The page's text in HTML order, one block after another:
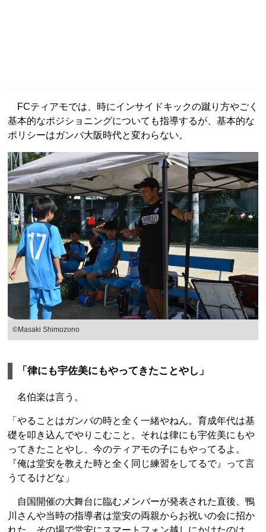
FCティアモでは、時にインサイドキックの蹴り方やごく
基本的なポジショニングについても指導するが、基本的な
ポリシーはガンバ大阪時代と変わらない。
©Masaki Shimozono
「律にも宇佐美にもやってきたことやし」
名伯楽は言う。
「やることはガンバの時と全く一緒やねん。育成年代は基
礎を叩き込んでやりこむこと。それは律にも宇佐美にもや
ってきたことやし、今のティアモの子にもやってるよ。
『俺は堂安を教えた時と全く同じ練習をしてるで』って言
うてるけどな」
自国開催の大舞台に臨むメンバーが発表された直後、鴨
川さんや当時の指導者は堂安の両親からお祝いの会に招か
れた。その場で堂安にスマートフォン越しにかけたのは